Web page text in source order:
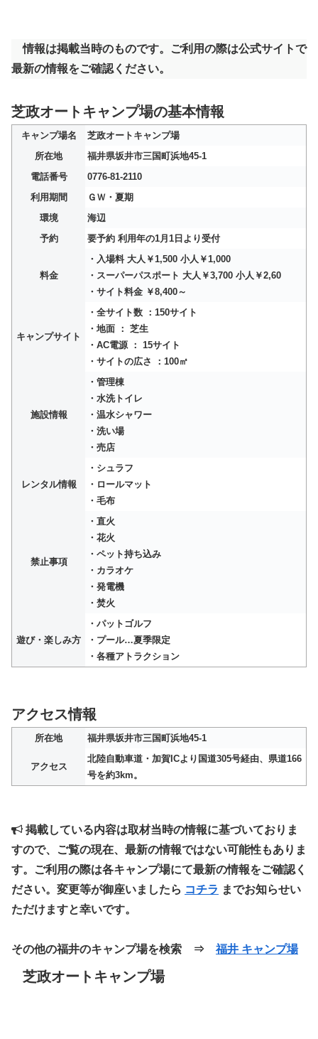
情報は掲載当時のものです。ご利用の際は公式サイトで
最新の情報をご確認ください。
芝政オートキャンプ場の基本情報
キャンプ場名
芝政オートキャンプ場
所在地
福井県坂井市三国町浜地45-1
電話番号
0776-81-2110
利用期間
ＧＷ・夏期
環境
海辺
予約
要予約 利用年の1月1日より受付
料金
・入場料 大人￥1,500 小人￥1,000
・スーパーパスポート 大人￥3,700 小人￥2,60
・サイト料金 ￥8,400～
キャンプサイト
・全サイト数 ：150サイト
・地面 ： 芝生
・AC電源 ： 15サイト
・サイトの広さ ：100㎡
施設情報
・管理棟
・水洗トイレ
・温水シャワー
・洗い場
・売店
レンタル情報
・シュラフ
・ロールマット
・毛布
禁止事項
・直火
・花火
・ペット持ち込み
・カラオケ
・発電機
・焚火
遊び・楽しみ方
・パットゴルフ
・プール…夏季限定
・各種アトラクション
アクセス情報
所在地 福井県坂井市三国町浜地45-1
アクセス
北陸自動車道・加賀ICより国道305号経由、県道166
号を約3km。
掲載している内容は取材当時の情報に基づいておりま
すので、ご覧の現在、最新の情報ではない可能性もありま
す。ご利用の際は各キャンプ場にて最新の情報をご確認く
ださい。変更等が御座いましたら コチラ までお知らせい
ただけますと幸いです。
その他の福井のキャンプ場を検索 ⇒ 福井 キャンプ場
芝政オートキャンプ場